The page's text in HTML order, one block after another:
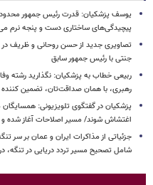
یوسف پزشکیان: قدرت رئیس‌ جمهور
پیچیدگی‌های ساختاری دست و پنجه نرم
تصاویری جدید از حسن روحانی و ظریف
جنتی با رئیس جمهور سابق
ربیعی خطاب به پزشکیان: نگذارید رشته
رهبری، با همان صداقت‌تان، تضمین
پزشکیان در گفتگوی تلویزیونی: همسایگان
اغتشاش شوند/ مسیر اصلاحات آغاز شده
جزئیاتی از مذاکرات ایران و عمان بر سر
شامل تصحیح مسیر تردد دریایی در تنگه،